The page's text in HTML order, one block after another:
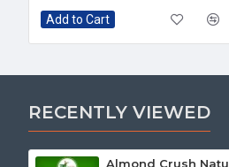
Add to Cart
RECENTLY VIEWED